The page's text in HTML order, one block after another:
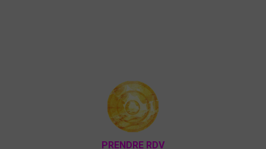
PRENDRE RDV